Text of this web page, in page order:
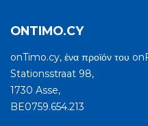
ONTIMO.CY
onTimo.cy, ένα προϊόν του
Stationsstraat 98,
1730 Asse,
BE0759.654.213